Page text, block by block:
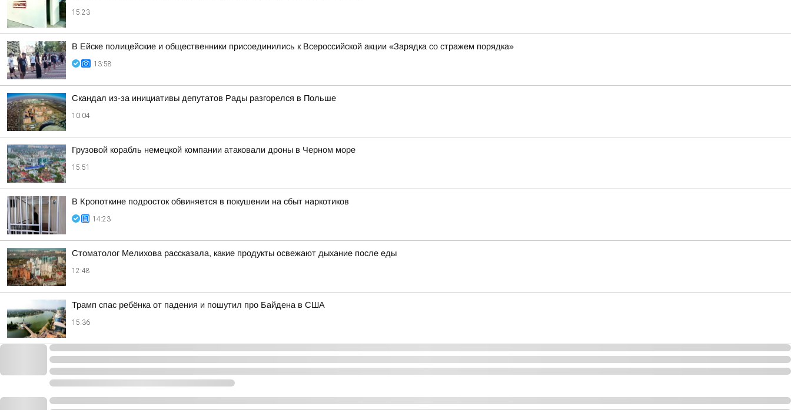
15:23
В Ейске полицейские и общественники присоединились к Всероссийской акции «Зарядка со стражем порядка»
13:58
Скандал из-за инициативы депутатов Рады разгорелся в Польше
10:04
Грузовой корабль немецкой компании атаковали дроны в Черном море
15:51
В Кропоткине подросток обвиняется в покушении на сбыт наркотиков
14:23
Стоматолог Мелихова рассказала, какие продукты освежают дыхание после еды
12:48
Трамп спас ребёнка от падения и пошутил про Байдена в США
15:36